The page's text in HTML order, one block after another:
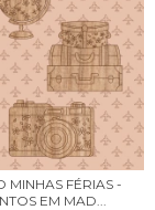
MINHAS FÉRIAS -
EM MAD...